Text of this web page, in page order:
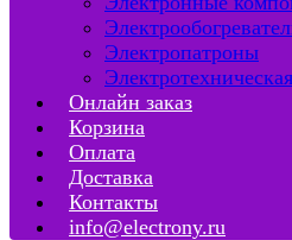
Электропатроны
Онлайн заказ
Корзина
Оплата
Доставка
Контакты
info@electrony.ru